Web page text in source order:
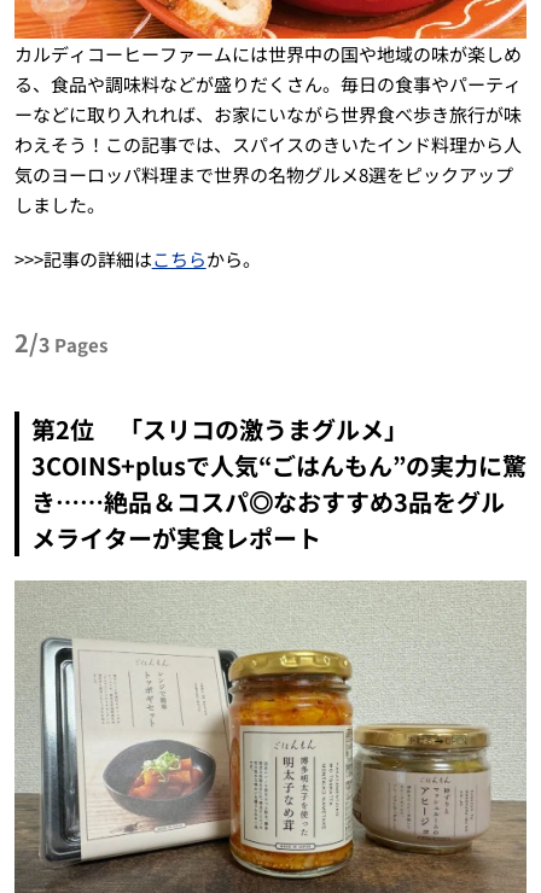
カルディコーヒーファームには世界中の国や地域の味が楽しめ
る、食品や調味料などが盛りだくさん。毎日の食事やパーティ
ーなどに取り入れれば、お家にいながら世界食べ歩き旅行が味
わえそう！この記事では、スパイスのきいたインド料理から人
気のヨーロッパ料理まで世界の名物グルメ8選をピックアップ
しました。
>>>記事の詳細はこちらから。
2/3 Pages
第2位 「スリコの激うまグルメ」
3COINS+plusで人気“ごはんもん”の実力に驚
き……絶品＆コスパ◎なおすすめ3品をグル
メライターが実食レポート